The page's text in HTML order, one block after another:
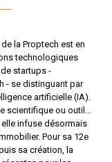
la Proptech est en
technologiques
startups -
- se distinguant par
artificielle (IA).
ou outil...
infuse désormais
Pour sa 12e
sa création, la